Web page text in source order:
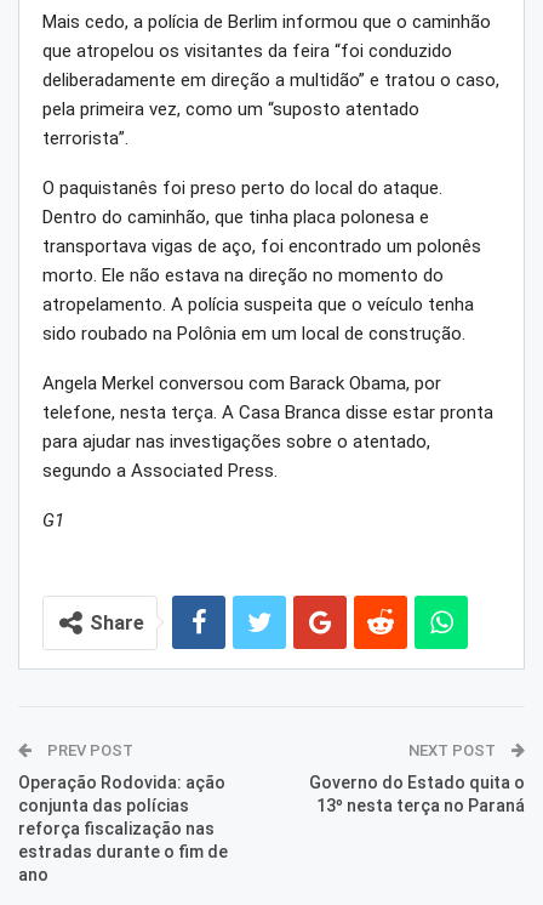
Mais cedo, a polícia de Berlim informou que o caminhão
que atropelou os visitantes da feira “foi conduzido
deliberadamente em direção a multidão” e tratou o caso,
pela primeira vez, como um “suposto atentado
terrorista”.
O paquistanês foi preso perto do local do ataque.
Dentro do caminhão, que tinha placa polonesa e
transportava vigas de aço, foi encontrado um polonês
morto. Ele não estava na direção no momento do
atropelamento. A polícia suspeita que o veículo tenha
sido roubado na Polônia em um local de construção.
Angela Merkel conversou com Barack Obama, por
telefone, nesta terça. A Casa Branca disse estar pronta
para ajudar nas investigações sobre o atentado,
segundo a Associated Press.
G1
Share
PREV POST
Operação Rodovida: ação
conjunta das polícias
reforça fiscalização nas
estradas durante o fim de
ano
NEXT POST
Governo do Estado quita o
13º nesta terça no Paraná